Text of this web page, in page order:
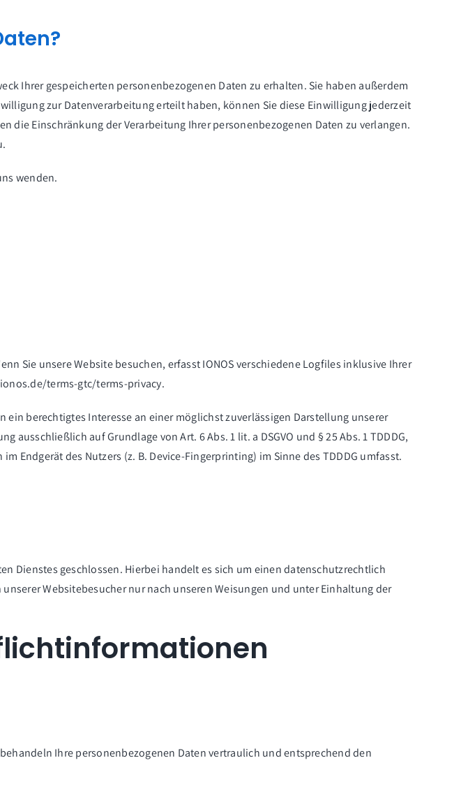
Ihrer gespeicherten personenbezogenen Daten zu erhalten. Sie haben außerdem
zur Datenverarbeitung erteilt haben, können Sie diese Einwilligung jederzeit
Einschränkung der Verarbeitung Ihrer personenbezogenen Daten zu verlangen.
wenden.
Sie unsere Website besuchen, erfasst IONOS verschiedene Logfiles inklusive Ihrer
terms-gtc/terms-privacy.
ein berechtigtes Interesse an einer möglichst zuverlässigen Darstellung unserer
auf Grundlage von Art. 6 Abs. 1 lit. a DSGVO und § 25 Abs. 1 TDDDG,
Endgerät des Nutzers (z. B. Device-Fingerprinting) im Sinne des TDDDG umfasst.
Dienstes geschlossen. Hierbei handelt es sich um einen datenschutzrechtlich
Websitebesucher nur nach unseren Weisungen und unter Einhaltung der
Ihre personenbezogenen Daten vertraulich und entsprechend den